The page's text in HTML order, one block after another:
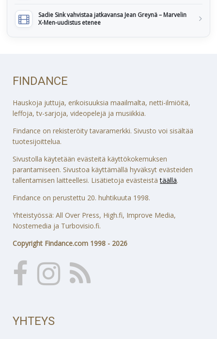
Sadie Sink vahvistaa jatkavansa Jean Greynä – Marvelin
X-Men-uudistus etenee
FINDANCE
Hauskoja juttuja, erikoisuuksia maailmalta, netti-ilmiöitä,
leffoja, tv-sarjoja, videopelejä ja musiikkia.
Findance on rekisteröity tavaramerkki. Sivusto voi sisältää
tuotesijoittelua.
Sivustolla käytetään evästeitä käyttökokemuksen
parantamiseen. Sivustoa käyttämällä hyväksyt evästeiden
tallentamisen laitteellesi. Lisätietoja evästeistätäällä.
Findance on perustettu 20. huhtikuuta 1998.
Yhteistyössä: All Over Press, High.fi, Improve Media,
Nostemedia ja Turbovisio.fi.
Copyright Findance.com 1998 - 2026
YHTEYS